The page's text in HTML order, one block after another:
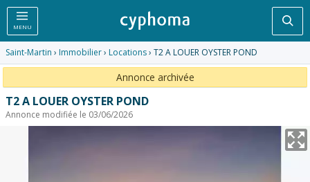
MENU
Saint-Martin › Immobilier› Locations› T2 A LOUER OYSTER POND
Annonce archivée
T2 A LOUER OYSTER POND
Annonce modifiée le 03/06/2026